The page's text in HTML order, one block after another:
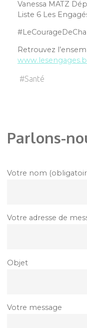
Vanessa MATZ
Liste 6 Les
Retrouvez
#Santé
Parlons-
Votre nom
Votre adresse de
Objet
Votre message